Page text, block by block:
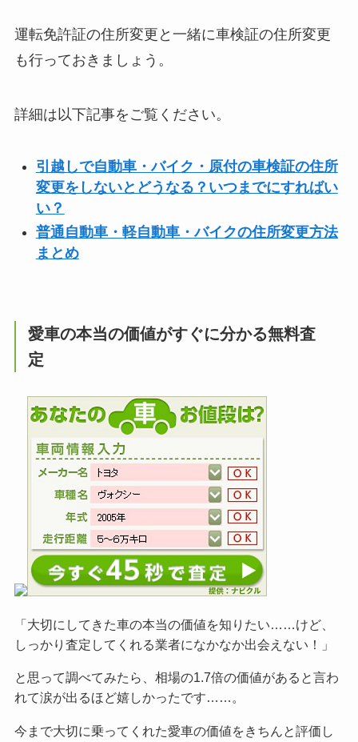
運転免許証の住所変更と一緒に車検証の住所変更
も行っておきましょう。
詳細は以下記事をご覧ください。
引越しで自動車・バイク・原付の車検証の住所
変更をしないとどうなる？いつまでにすればい
い？
普通自動車・軽自動車・バイクの住所変更方法
まとめ
愛車の本当の価値がすぐに分かる無料査
定
「大切にしてきた車の本当の価値を知りたい……けど、
しっかり査定してくれる業者になかなか出会えない！」
と思って調べてみたら、相場の1.7倍の価値があると言わ
れて涙が出るほど嬉しかったです……。
今まで大切に乗ってくれた愛車の価値をきちんと評価し